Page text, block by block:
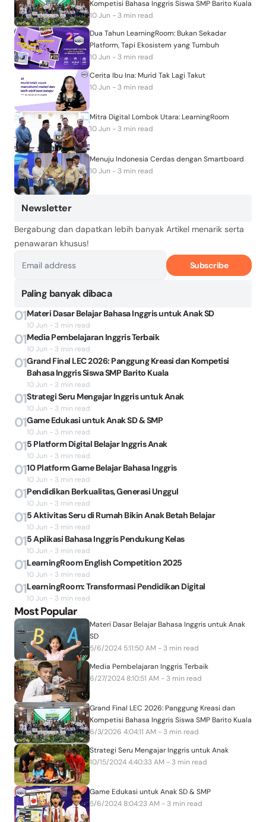
Kompetisi Bahasa Inggris Siswa SMP Barito Kuala
10 Jun - 3 min read
Dua Tahun LearningRoom: Bukan Sekadar
Platform, Tapi Ekosistem yang Tumbuh
10 Jun - 3 min read
Cerita Ibu Ina: Murid Tak Lagi Takut
10 Jun - 3 min read
Mitra Digital Lombok Utara: LearningRoom
10 Jun - 3 min read
Menuju Indonesia Cerdas dengan Smartboard
10 Jun - 3 min read
Newsletter
Bergabung dan dapatkan lebih banyak Artikel menarik serta
penawaran khusus!
Subscribe
Paling banyak dibaca
01Materi Dasar Belajar Bahasa Inggris untuk Anak SD
10 Jun - 3 min read
01Media Pembelajaran Inggris Terbaik
10 Jun - 3 min read
01Grand Final LEC 2026: Panggung Kreasi dan Kompetisi
Bahasa Inggris Siswa SMP Barito Kuala
10 Jun - 3 min read
01Strategi Seru Mengajar Inggris untuk Anak
10 Jun - 3 min read
01Game Edukasi untuk Anak SD & SMP
10 Jun - 3 min read
015 Platform Digital Belajar Inggris Anak
10 Jun - 3 min read
0110 Platform Game Belajar Bahasa Inggris
10 Jun - 3 min read
01Pendidikan Berkualitas, Generasi Unggul
10 Jun - 3 min read
015 Aktivitas Seru di Rumah Bikin Anak Betah Belajar
10 Jun - 3 min read
015 Aplikasi Bahasa Inggris Pendukung Kelas
10 Jun - 3 min read
01LearningRoom English Competition 2025
10 Jun - 3 min read
01LearningRoom: Transformasi Pendidikan Digital
10 Jun - 3 min read
Most Popular
Materi Dasar Belajar Bahasa Inggris untuk Anak
SD
5/6/2024 5:11:50 AM - 3 min read
Media Pembelajaran Inggris Terbaik
6/27/2024 8:10:51 AM - 3 min read
Grand Final LEC 2026: Panggung Kreasi dan
Kompetisi Bahasa Inggris Siswa SMP Barito Kuala
6/3/2026 4:04:11 AM - 3 min read
Strategi Seru Mengajar Inggris untuk Anak
10/15/2024 4:40:33 AM - 3 min read
Game Edukasi untuk Anak SD & SMP
5/6/2024 8:04:23 AM - 3 min read